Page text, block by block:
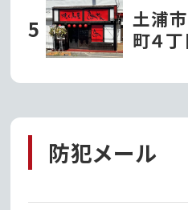
土浦
町４
た!
防犯メール